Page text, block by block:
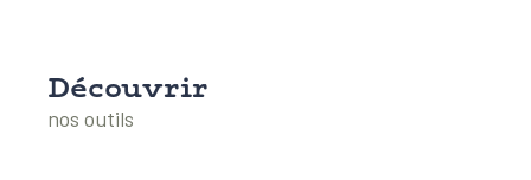
découvrir
nos outils